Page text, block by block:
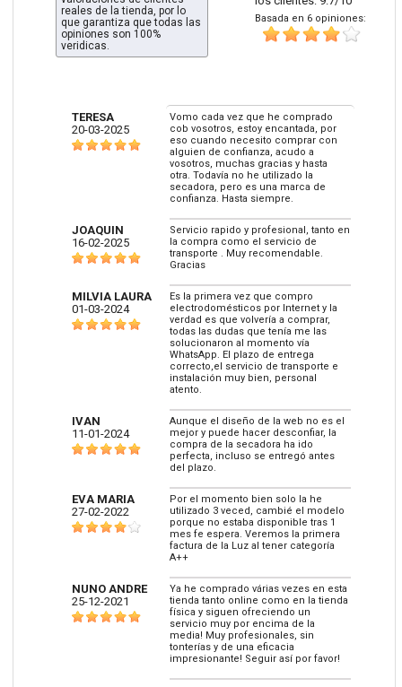
Basada en 6 opiniones:
reales de la tienda, por lo
que garantiza que todas las
opiniones son 100%
veridicas.
TERESA
20-03-2025
Vomo cada vez que he comprado
cob vosotros, estoy encantada, por
eso cuando necesito comprar con
alguien de confianza, acudo a
vosotros, muchas gracias y hasta
otra. Todavía no he utilizado la
secadora, pero es una marca de
confianza. Hasta siempre.
JOAQUIN
16-02-2025
Servicio rapido y profesional, tanto en
la compra como el servicio de
transporte . Muy recomendable.
Gracias
MILVIA LAURA
01-03-2024
Es la primera vez que compro
electrodomésticos por Internet y la
verdad es que volvería a comprar,
todas las dudas que tenía me las
solucionaron al momento vía
WhatsApp. El plazo de entrega
correcto,el servicio de transporte e
instalación muy bien, personal
atento.
IVAN
11-01-2024
Aunque el diseño de la web no es el
mejor y puede hacer desconfiar, la
compra de la secadora ha ido
perfecta, incluso se entregó antes
del plazo.
EVA MARIA
27-02-2022
Por el momento bien solo la he
utilizado 3 veced, cambié el modelo
porque no estaba disponible tras 1
mes fe espera. Veremos la primera
factura de la Luz al tener categoría
A++
NUNO ANDRE
25-12-2021
Ya he comprado várias vezes en esta
tienda tanto online como en la tienda
física y siguen ofreciendo un
servicio muy por encima de la
media! Muy profesionales, sin
tonterías y de una eficacia
impresionante! Seguir así por favor!